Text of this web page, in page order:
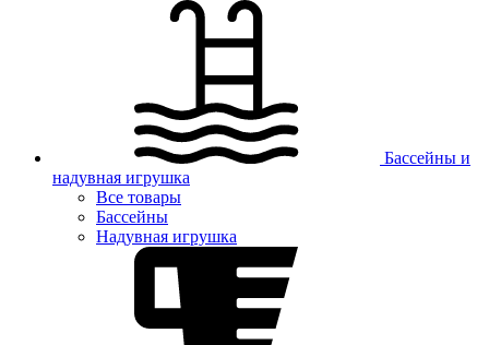
Бассейны и
надувная игрушка
Все товары
Бассейны
Надувная игрушка